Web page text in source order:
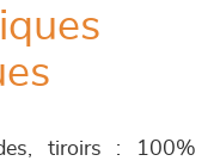
tiroirs : 100%